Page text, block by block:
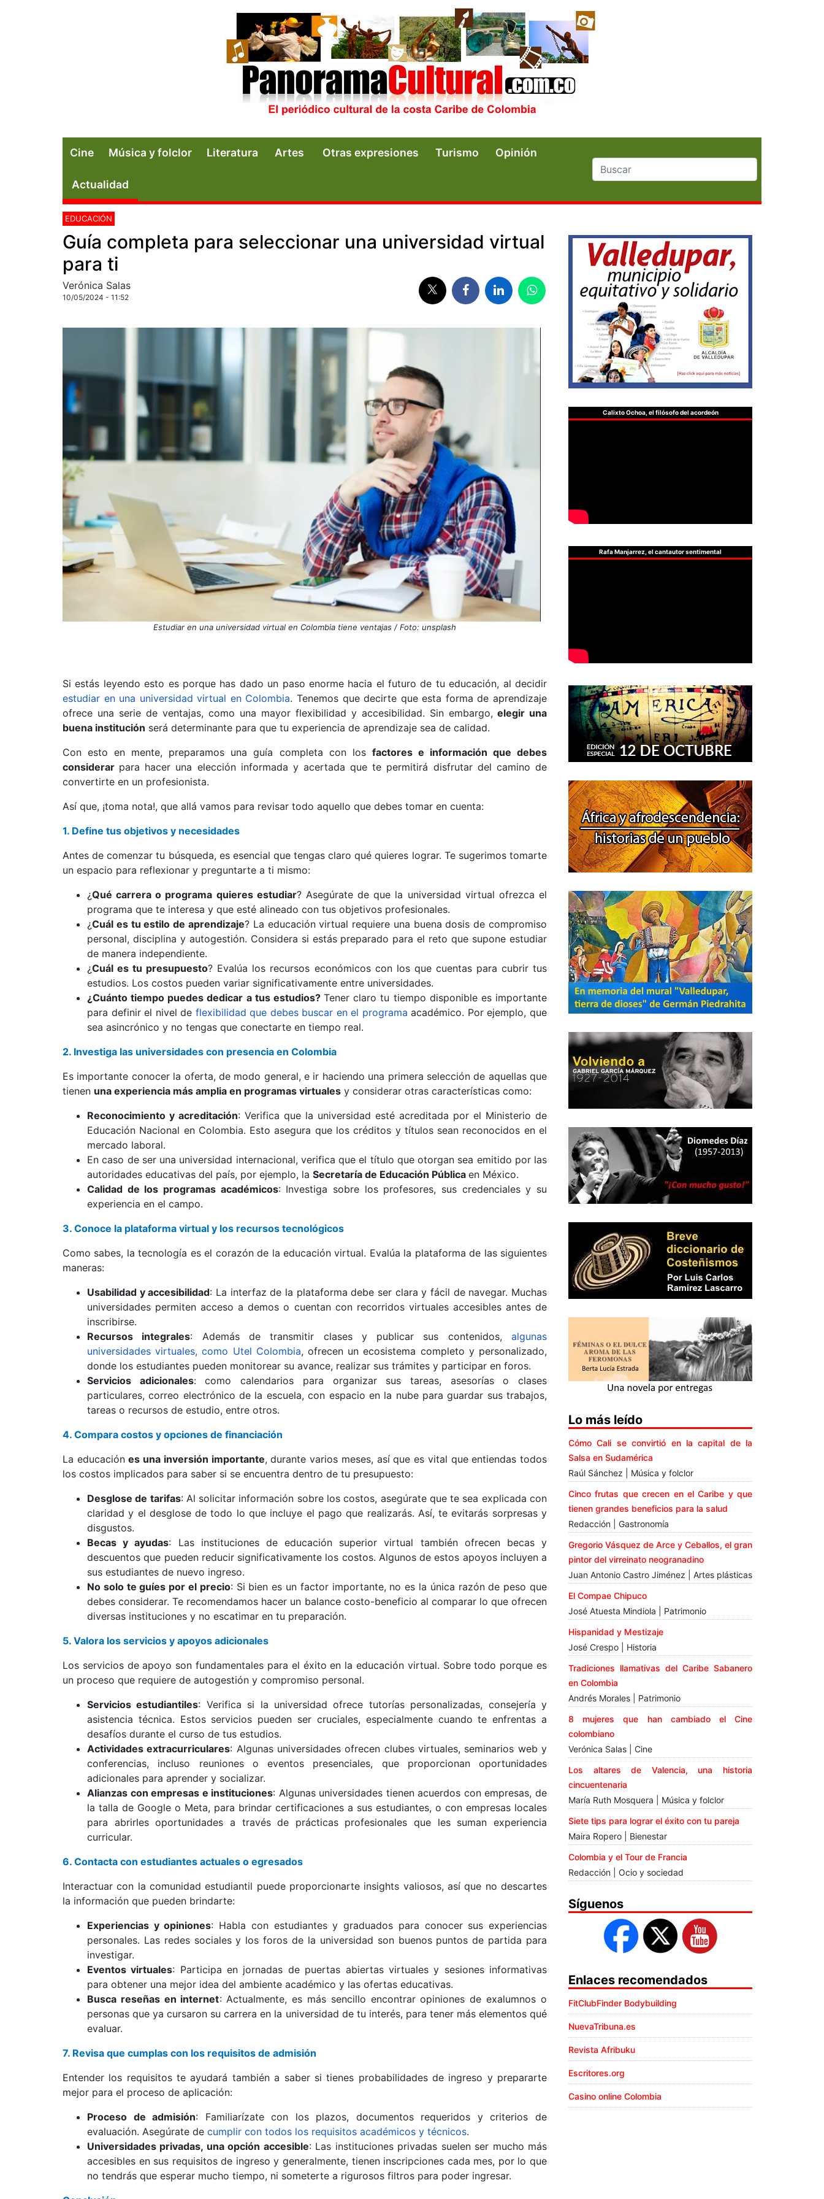
Cine Música y folclor Literatura Artes Otras expresiones Turismo Opinión
Actualidad
EDUCACIÓN
Guía completa para seleccionar una universidad virtual
para ti
Verónica Salas
10/05/2024 - 11:52
Estudiar en una universidad virtual en Colombia tiene ventajas / Foto: unsplash
Si estás leyendo esto es porque has dado un paso enorme hacia el futuro de tu educación, al decidir
estudiar en una universidad virtual en Colombia. Tenemos que decirte que esta forma de aprendizaje
ofrece una serie de ventajas, como una mayor flexibilidad y accesibilidad. Sin embargo, elegir una
buena institución será determinante para que tu experiencia de aprendizaje sea de calidad.
Con esto en mente, preparamos una guía completa con los factores e información que debes
considerar para hacer una elección informada y acertada que te permitirá disfrutar del camino de
convertirte en un profesionista.
Así que, ¡toma nota!, que allá vamos para revisar todo aquello que debes tomar en cuenta:
1. Define tus objetivos y necesidades
Antes de comenzar tu búsqueda, es esencial que tengas claro qué quieres lograr. Te sugerimos tomarte
un espacio para reflexionar y preguntarte a ti mismo:
¿Qué carrera o programa quieres estudiar? Asegúrate de que la universidad virtual ofrezca el
programa que te interesa y que esté alineado con tus objetivos profesionales.
¿Cuál es tu estilo de aprendizaje? La educación virtual requiere una buena dosis de compromiso
personal, disciplina y autogestión. Considera si estás preparado para el reto que supone estudiar
de manera independiente.
¿Cuál es tu presupuesto? Evalúa los recursos económicos con los que cuentas para cubrir tus
estudios. Los costos pueden variar significativamente entre universidades.
¿Cuánto tiempo puedes dedicar a tus estudios?Tener claro tu tiempo disponible es importante
para definir el nivel de flexibilidad que debes buscar en el programa académico. Por ejemplo, que
sea asincrónico y no tengas que conectarte en tiempo real.
2. Investiga las universidades con presencia en Colombia
Es importante conocer la oferta, de modo general, e ir haciendo una primera selección de aquellas que
tienen una experiencia más amplia en programas virtuales y considerar otras características como:
Reconocimiento y acreditación: Verifica que la universidad esté acreditada por el Ministerio de
Educación Nacional en Colombia. Esto asegura que los créditos y títulos sean reconocidos en el
mercado laboral.
En caso de ser una universidad internacional, verifica que el título que otorgan sea emitido por las
autoridades educativas del país, por ejemplo, la Secretaría de Educación Pública en México.
Calidad de los programas académicos: Investiga sobre los profesores, sus credenciales y su
experiencia en el campo.
3. Conoce la plataforma virtual y los recursos tecnológicos
Como sabes, la tecnología es el corazón de la educación virtual. Evalúa la plataforma de las siguientes
maneras:
Usabilidad y accesibilidad: La interfaz de la plataforma debe ser clara y fácil de navegar. Muchas
universidades permiten acceso a demos o cuentan con recorridos virtuales accesibles antes de
inscribirse.
Recursos integrales: Además de transmitir clases y publicar sus contenidos,algunas
universidades virtuales, como Utel Colombia, ofrecen un ecosistema completo y personalizado,
donde los estudiantes pueden monitorear su avance, realizar sus trámites y participar en foros.
Servicios adicionales: como calendarios para organizar sus tareas, asesorías o clases
particulares, correo electrónico de la escuela, con espacio en la nube para guardar sus trabajos,
tareas o recursos de estudio, entre otros.
4. Compara costos y opciones de financiación
La educaciónes una inversión importante, durante varios meses, así que es vital que entiendas todos
los costos implicados para saber si se encuentra dentro de tu presupuesto:
Desglose de tarifas: Al solicitar información sobre los costos, asegúrate que te sea explicada con
claridad y el desglose de todo lo que incluye el pago que realizarás. Así, te evitarás sorpresas y
disgustos.
Becas y ayudas: Las instituciones de educación superior virtual también ofrecen becas y
descuentos que pueden reducir significativamente los costos. Algunos de estos apoyos incluyen a
sus estudiantes de nuevo ingreso.
No solo te guíes por el precio: Si bien es un factor importante, no es la única razón de peso que
debes considerar. Te recomendamos hacer un balance costo-beneficio al comparar lo que ofrecen
diversas instituciones y no escatimar en tu preparación.
5. Valora los servicios y apoyos adicionales
Los servicios de apoyo son fundamentales para el éxito en la educación virtual. Sobre todo porque es
un proceso que requiere de autogestión y compromiso personal.
Servicios estudiantiles: Verifica si la universidad ofrece tutorías personalizadas, consejería y
asistencia técnica. Estos servicios pueden ser cruciales, especialmente cuando te enfrentas a
desafíos durante el curso de tus estudios.
Actividades extracurriculares: Algunas universidades ofrecen clubes virtuales, seminarios web y
conferencias, incluso reuniones o eventos presenciales, que proporcionan oportunidades
adicionales para aprender y socializar.
Alianzas con empresas e instituciones: Algunas universidades tienen acuerdos con empresas, de
la talla de Google o Meta, para brindar certificaciones a sus estudiantes, o con empresas locales
para abrirles oportunidades a través de prácticas profesionales que les suman experiencia
curricular.
6. Contacta con estudiantes actuales o egresados
Interactuar con la comunidad estudiantil puede proporcionarte insights valiosos, así que no descartes
la información que pueden brindarte:
Experiencias y opiniones: Habla con estudiantes y graduados para conocer sus experiencias
personales. Las redes sociales y los foros de la universidad son buenos puntos de partida para
investigar.
Eventos virtuales: Participa en jornadas de puertas abiertas virtuales y sesiones informativas
para obtener una mejor idea del ambiente académico y las ofertas educativas.
Busca reseñas en internet: Actualmente, es más sencillo encontrar opiniones de exalumnos o
personas que ya cursaron su carrera en la universidad de tu interés, para tener más elementos qué
evaluar.
7. Revisa que cumplas con los requisitos de admisión
Entender los requisitos te ayudará también a saber si tienes probabilidades de ingreso y prepararte
mejor para el proceso de aplicación:
Proceso de admisión: Familiarízate con los plazos, documentos requeridos y criterios de
evaluación. Asegúrate de cumplir con todos los requisitos académicos y técnicos.
Universidades privadas, una opción accesible: Las instituciones privadas suelen ser mucho más
accesibles en sus requisitos de ingreso y generalmente, tienen inscripciones cada mes, por lo que
no tendrás que esperar mucho tiempo, ni someterte a rigurosos filtros para poder ingresar.
Calixto Ochoa, el filósofo del acordeón
Rafa Manjarrez, el cantautor sentimental
Lo más leído
Cómo Cali se convirtió en la capital de la
Salsa en Sudamérica
Raúl Sánchez | Música y folclor
Cinco frutas que crecen en el Caribe y que
tienen grandes beneficios para la salud
Redacción | Gastronomía
Gregorio Vásquez de Arce y Ceballos, el gran
pintor del virreinato neogranadino
Juan Antonio Castro Jiménez | Artes plásticas
El Compae Chipuco
José Atuesta Mindiola | Patrimonio
Hispanidad y Mestizaje
José Crespo | Historia
Tradiciones llamativas del Caribe Sabanero
en Colombia
Andrés Morales | Patrimonio
8 mujeres que han cambiado el Cine
colombiano
Verónica Salas | Cine
Los altares de Valencia, una historia
cincuentenaria
María Ruth Mosquera | Música y folclor
Siete tips para lograr el éxito con tu pareja
Maira Ropero | Bienestar
Colombia y el Tour de Francia
Redacción | Ocio y sociedad
Síguenos
Enlaces recomendados
FitClubFinder Bodybuilding
NuevaTribuna.es
Revista Afribuku
Escritores.org
Casino online Colombia